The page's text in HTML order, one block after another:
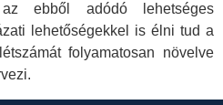
ebből adódó lehetséges
lehetőségekkel is élni tud a
folyamatosan növelve